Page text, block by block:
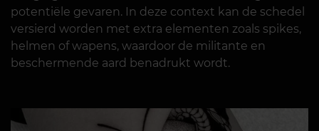
potentiële gevaren. In deze context kan de schedel
versierd worden met extra elementen zoals spikes,
helmen of wapens, waardoor de militante en
beschermende aard benadrukt wordt.